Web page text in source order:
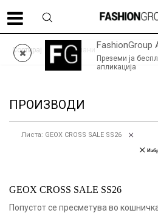
FashionGroup
Преземи ја
апликација
ФИНАЛНО НАМАЛУВАЊЕ до -60% |
ПРОИЗВОДИ
Сортирај
Листа: GEOX CROSS SALE SS26
GEOX CROSS SALE SS26
Попустот се пресметува во